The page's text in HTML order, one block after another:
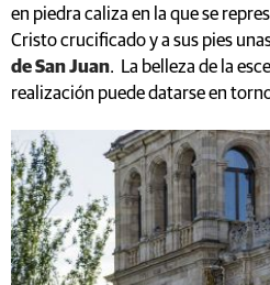
en piedra caliza en la que se
Cristo crucificado y a sus pies
de San Juan. La belleza de la
realización puede datarse en